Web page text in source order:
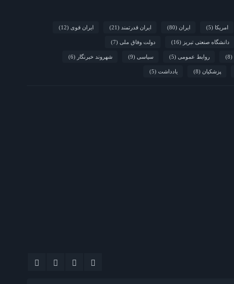
امریکا (5) ایران (80) ایران قدرتمند (21) ایران قوی (12)
دانشگاه صنعتی تبریز (16) دولت وفاق ملی (7)
(8) روابط عمومی (5) سیاسی (9) شهروند خبرنگار (6)
پزشکیان (8) یادداشت (5)